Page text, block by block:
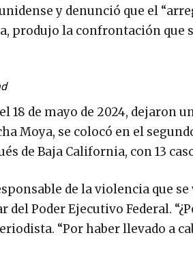
y denunció que el
produjo la confrontación que
de mayo de 2024, dejaron
Moya, se colocó en el
de Baja California, con 13
de la violencia que se
Poder Ejecutivo Federal.
“Por haber llevado a